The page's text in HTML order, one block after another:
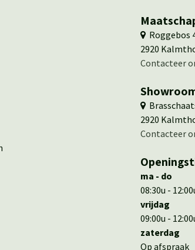
​Roggebos
​2920
Contacteer
​​2920
​​Contacteer
ma - do
08:30u -
vrijdag
09:00u -
zaterdag
Op afspraak